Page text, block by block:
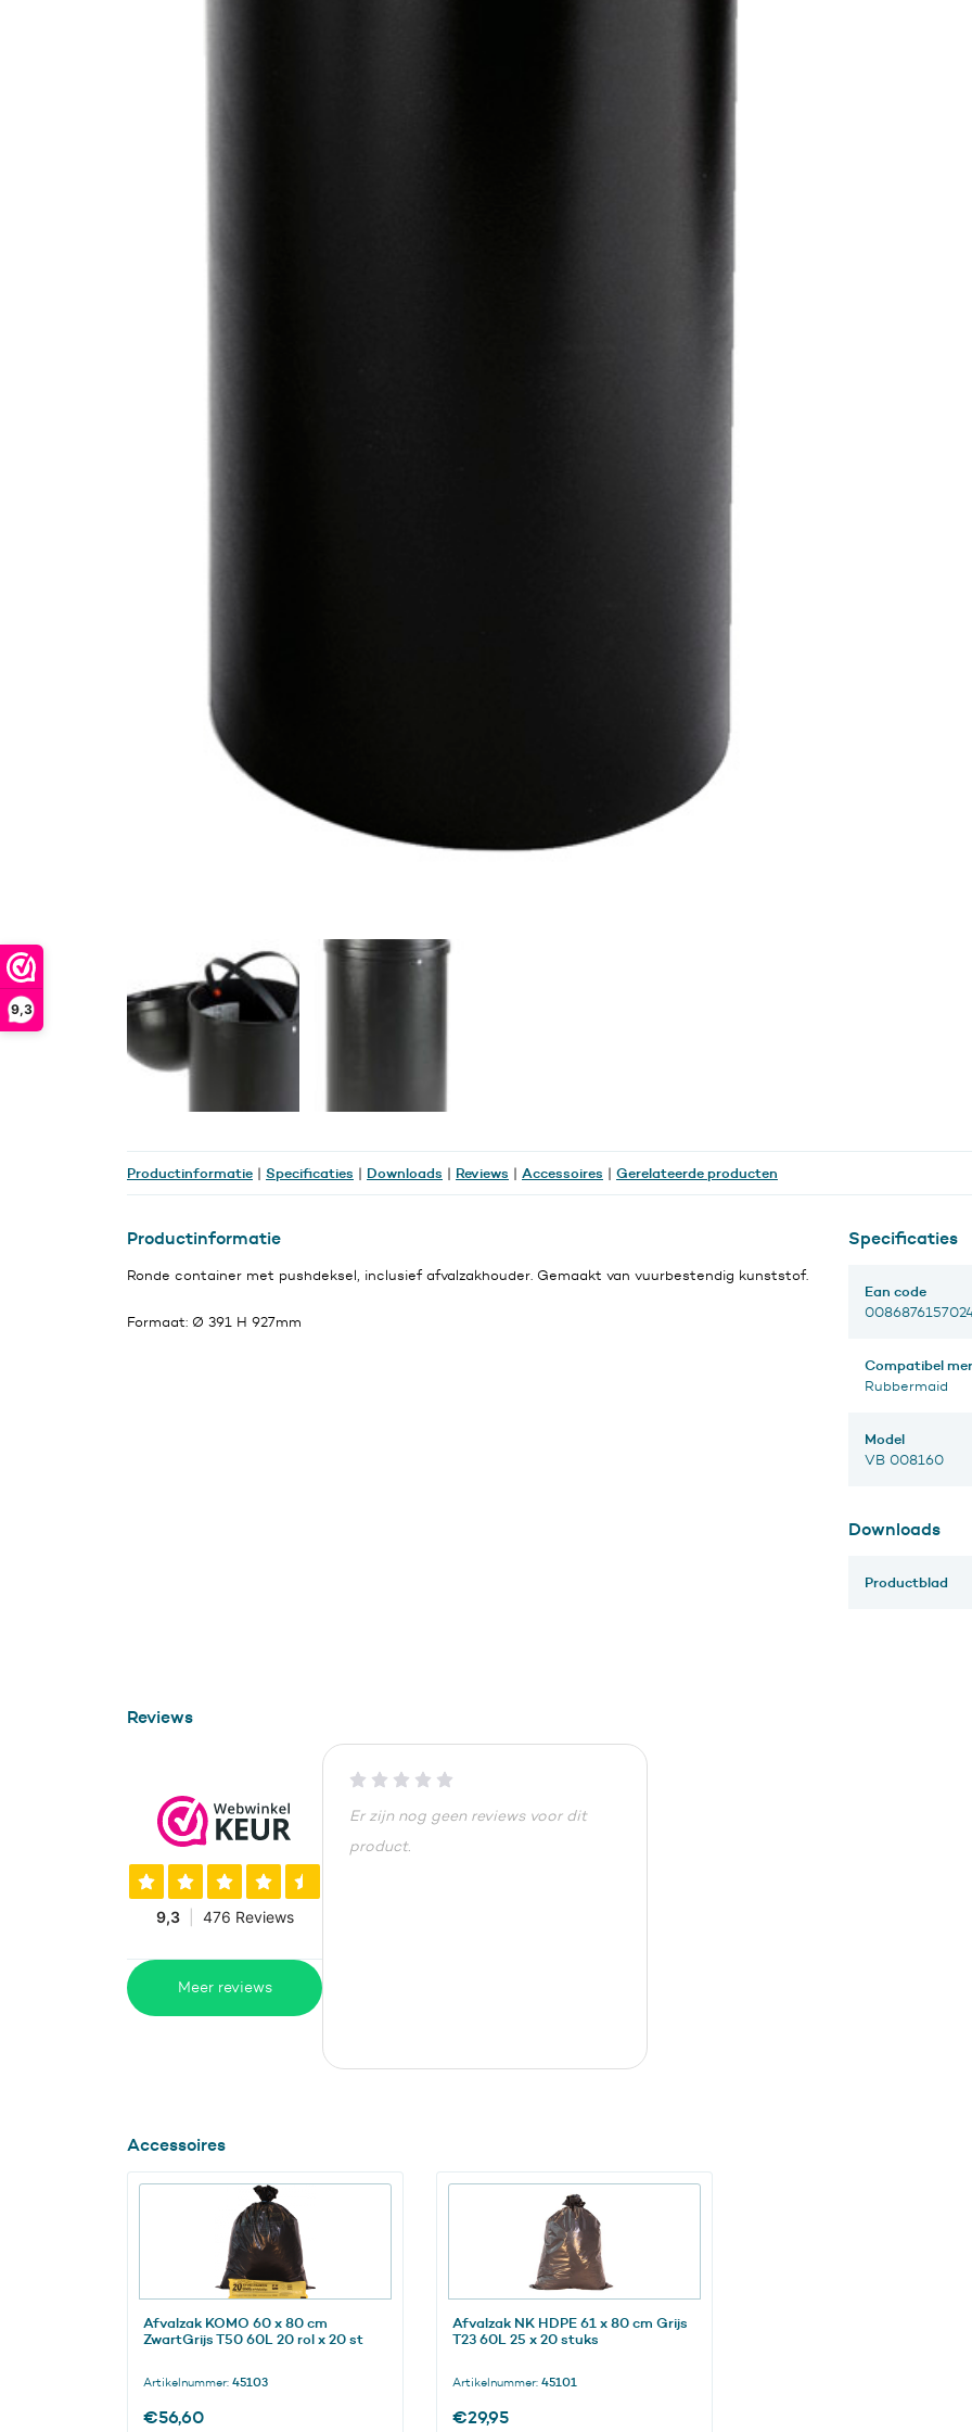
9,3
Productinformatie | Specificaties | Downloads | Reviews | Accessoires | Gerelateerde producten
Productinformatie
Ronde container met pushdeksel, inclusief afvalzakhouder. Gemaakt van vuurbestendig kunststof.
Formaat: Ø 391 H 927mm
Specificaties
Ean code
Compatibel
Rubbermaid
Model
VB 008160
Downloads
Productblad
Reviews
Meer reviews
Er zijn nog geen reviews voor dit
product.
Accessoires
Afvalzak KOMO 60 x 80 cm
ZwartGrijs T50 60L 20 rol x 20 st
Artikelnummer: 45103
€56,60
Afvalzak NK HDPE 61 x 80 cm Grijs
T23 60L 25 x 20 stuks
Artikelnummer: 45101
€29,95